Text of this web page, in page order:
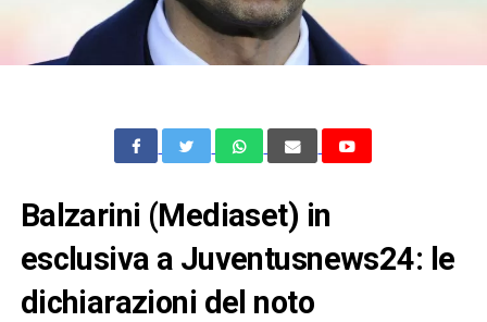
Balzarini (Mediaset) in
esclusiva a Juventusnews24: le
dichiarazioni del noto